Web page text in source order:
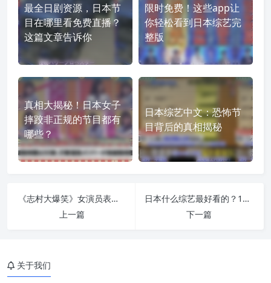
最全日剧资源，日本节
目在哪里看免费直播？
这篇文章告诉你
限时免费！这些app让
你轻松看到日本综艺完
整版
真相大揭秘！日本女子
摔跤非正规的节目都有
哪些？
日本综艺中文：恐怖节
目背后的真相揭秘
《志村大爆笑》女演员表绝对是你综艺收藏中不可或缺的一部分
上一篇
日本什么综艺最好看的？10部必看的节目排名
下一篇
关于我们